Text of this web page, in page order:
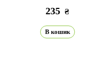
235 ₴
В кошик